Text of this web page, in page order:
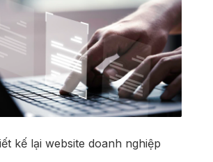
kế lại website doanh nghiệp